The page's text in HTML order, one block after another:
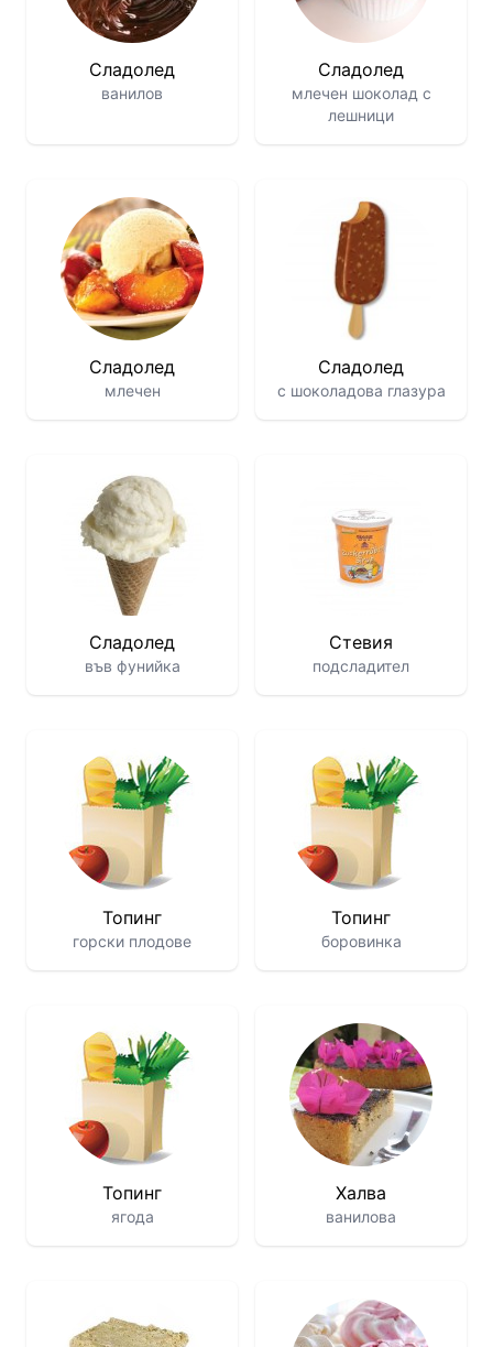
Сладолед
ванилов
Сладолед
млечен шоколад с
лешници
Сладолед
млечен
Сладолед
с шоколадова глазура
Сладолед
във фунийка
Стевия
подсладител
Топинг
горски плодове
Топинг
боровинка
Топинг
ягода
Халва
ванилова